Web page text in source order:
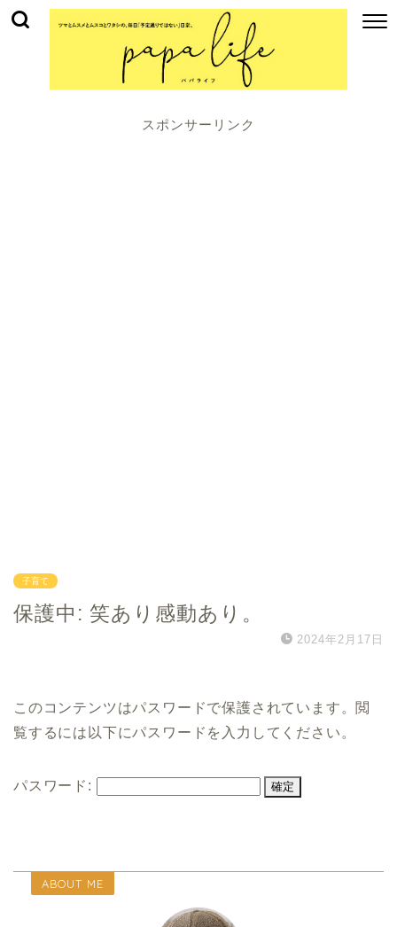
スポンサーリンク
子育て
保護中: 笑あり感動あり。
2024年2月17日
このコンテンツはパスワードで保護されています。閲
覧するには以下にパスワードを入力してください。
パスワード:
ABOUT ME